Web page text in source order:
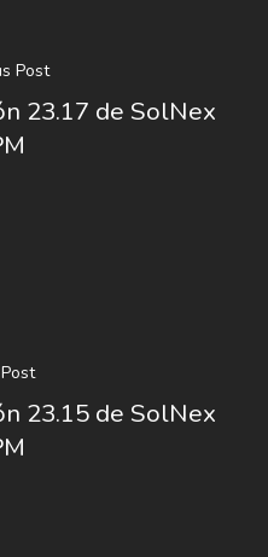
Post
23.17 de SolNex
23.15 de SolNex